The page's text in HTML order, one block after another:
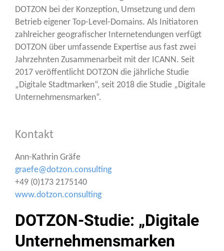
DOTZON bei der Kon­zep­ti­on, Umset­zung und dem
Betrieb eige­ner Top-Level-Domains. Als Initia­to­ren
zahl­rei­cher geo­gra­fi­scher Inter­neten­dun­gen ver­fügt
DOTZON über umfas­sen­de Exper­ti­se aus fast zwei
Jahr­zehn­ten Zusam­men­ar­beit mit der ICANN. Seit
2017 ver­öf­fent­licht DOTZON die jähr­li­che Stu­die
„Digi­ta­le Stadt­mar­ken“, seit 2018 die Stu­die „Digi­ta­le
Unternehmensmarken“.
Kontakt
Ann-Kath­rin Grä­fe
graefe@dotzon.consulting
+49 (0)173 2175140
www.dotzon.consulting
DOTZON-Studie: „Digitale
Unternehmensmarken